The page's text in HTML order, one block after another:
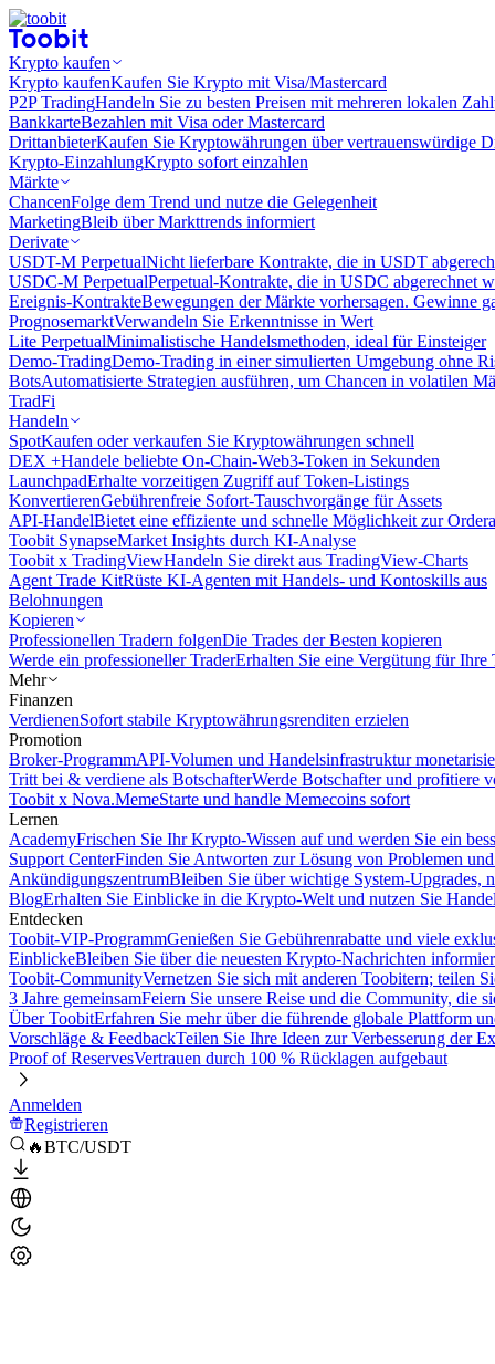
Krypto kaufen
Krypto kaufenKaufen Sie Krypto mit Visa/Mastercard
P2P TradingHandeln Sie zu besten Preisen mit mehreren lokalen
BankkarteBezahlen mit Visa oder Mastercard
DrittanbieterKaufen Sie Kryptowährungen über vertrauenswürdige
Krypto-EinzahlungKrypto sofort einzahlen
Märkte
ChancenFolge dem Trend und nutze die Gelegenheit
MarketingBleib über Markttrends informiert
Derivate
USDT-M PerpetualNicht lieferbare Kontrakte, die in USDT
USDC-M PerpetualPerpetual-Kontrakte, die in USDC abgerechnet
Ereignis-KontrakteBewegungen der Märkte vorhersagen. Gewinne
PrognosemarktVerwandeln Sie Erkenntnisse in Wert
Lite PerpetualMinimalistische Handelsmethoden, ideal für Einsteiger
Demo-TradingDemo-Trading in einer simulierten Umgebung ohne
BotsAutomatisierte Strategien ausführen, um Chancen in volatilen
TradFi
Handeln
SpotKaufen oder verkaufen Sie Kryptowährungen schnell
DEX +Handele beliebte On-Chain-Web3-Token in Sekunden
LaunchpadErhalte vorzeitigen Zugriff auf Token-Listings
KonvertierenGebührenfreie Sofort-Tauschvorgänge für Assets
API-HandelBietet eine effiziente und schnelle Möglichkeit zur
Toobit SynapseMarket Insights durch KI-Analyse
Toobit x TradingViewHandeln Sie direkt aus TradingView-Charts
Agent Trade KitRüste KI-Agenten mit Handels- und Kontoskills aus
Belohnungen
Kopieren
Professionellen Tradern folgenDie Trades der Besten kopieren
Werde ein professioneller TraderErhalten Sie eine Vergütung für Ihre
Mehr
Finanzen
VerdienenSofort stabile Kryptowährungsrenditen erzielen
Promotion
Broker-ProgrammAPI-Volumen und Handelsinfrastruktur
Tritt bei & verdiene als BotschafterWerde Botschafter und profitiere
Toobit x Nova.MemeStarte und handle Memecoins sofort
Lernen
AcademyFrischen Sie Ihr Krypto-Wissen auf und werden Sie ein
Support CenterFinden Sie Antworten zur Lösung von Problemen
AnkündigungszentrumBleiben Sie über wichtige System-Upgrades,
BlogErhalten Sie Einblicke in die Krypto-Welt und nutzen Sie
Entdecken
Toobit-VIP-ProgrammGenießen Sie Gebührenrabatte und viele
EinblickeBleiben Sie über die neuesten Krypto-Nachrichten
Toobit-CommunityVernetzen Sie sich mit anderen Toobitern; teilen
3 Jahre gemeinsamFeiern Sie unsere Reise und die Community, die
Über ToobitErfahren Sie mehr über die führende globale Plattform
Vorschläge & FeedbackTeilen Sie Ihre Ideen zur Verbesserung der
Proof of ReservesVertrauen durch 100 % Rücklagen aufgebaut
Anmelden
Registrieren
🔥BTC/USDT